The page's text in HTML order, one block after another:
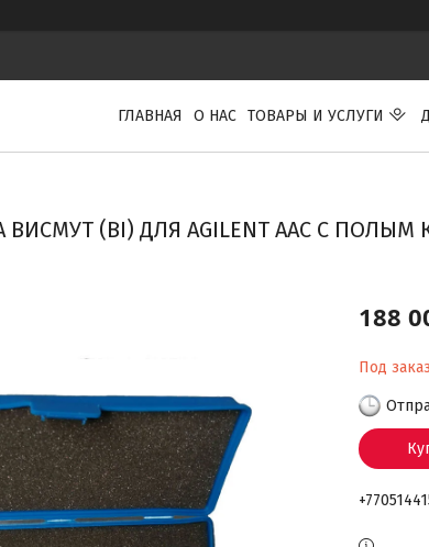
ГЛАВНАЯ О НАС ТОВАРЫ И УСЛУГИ
(BI) ДЛЯ AGILENT ААС С ПОЛЫМ
188
Под